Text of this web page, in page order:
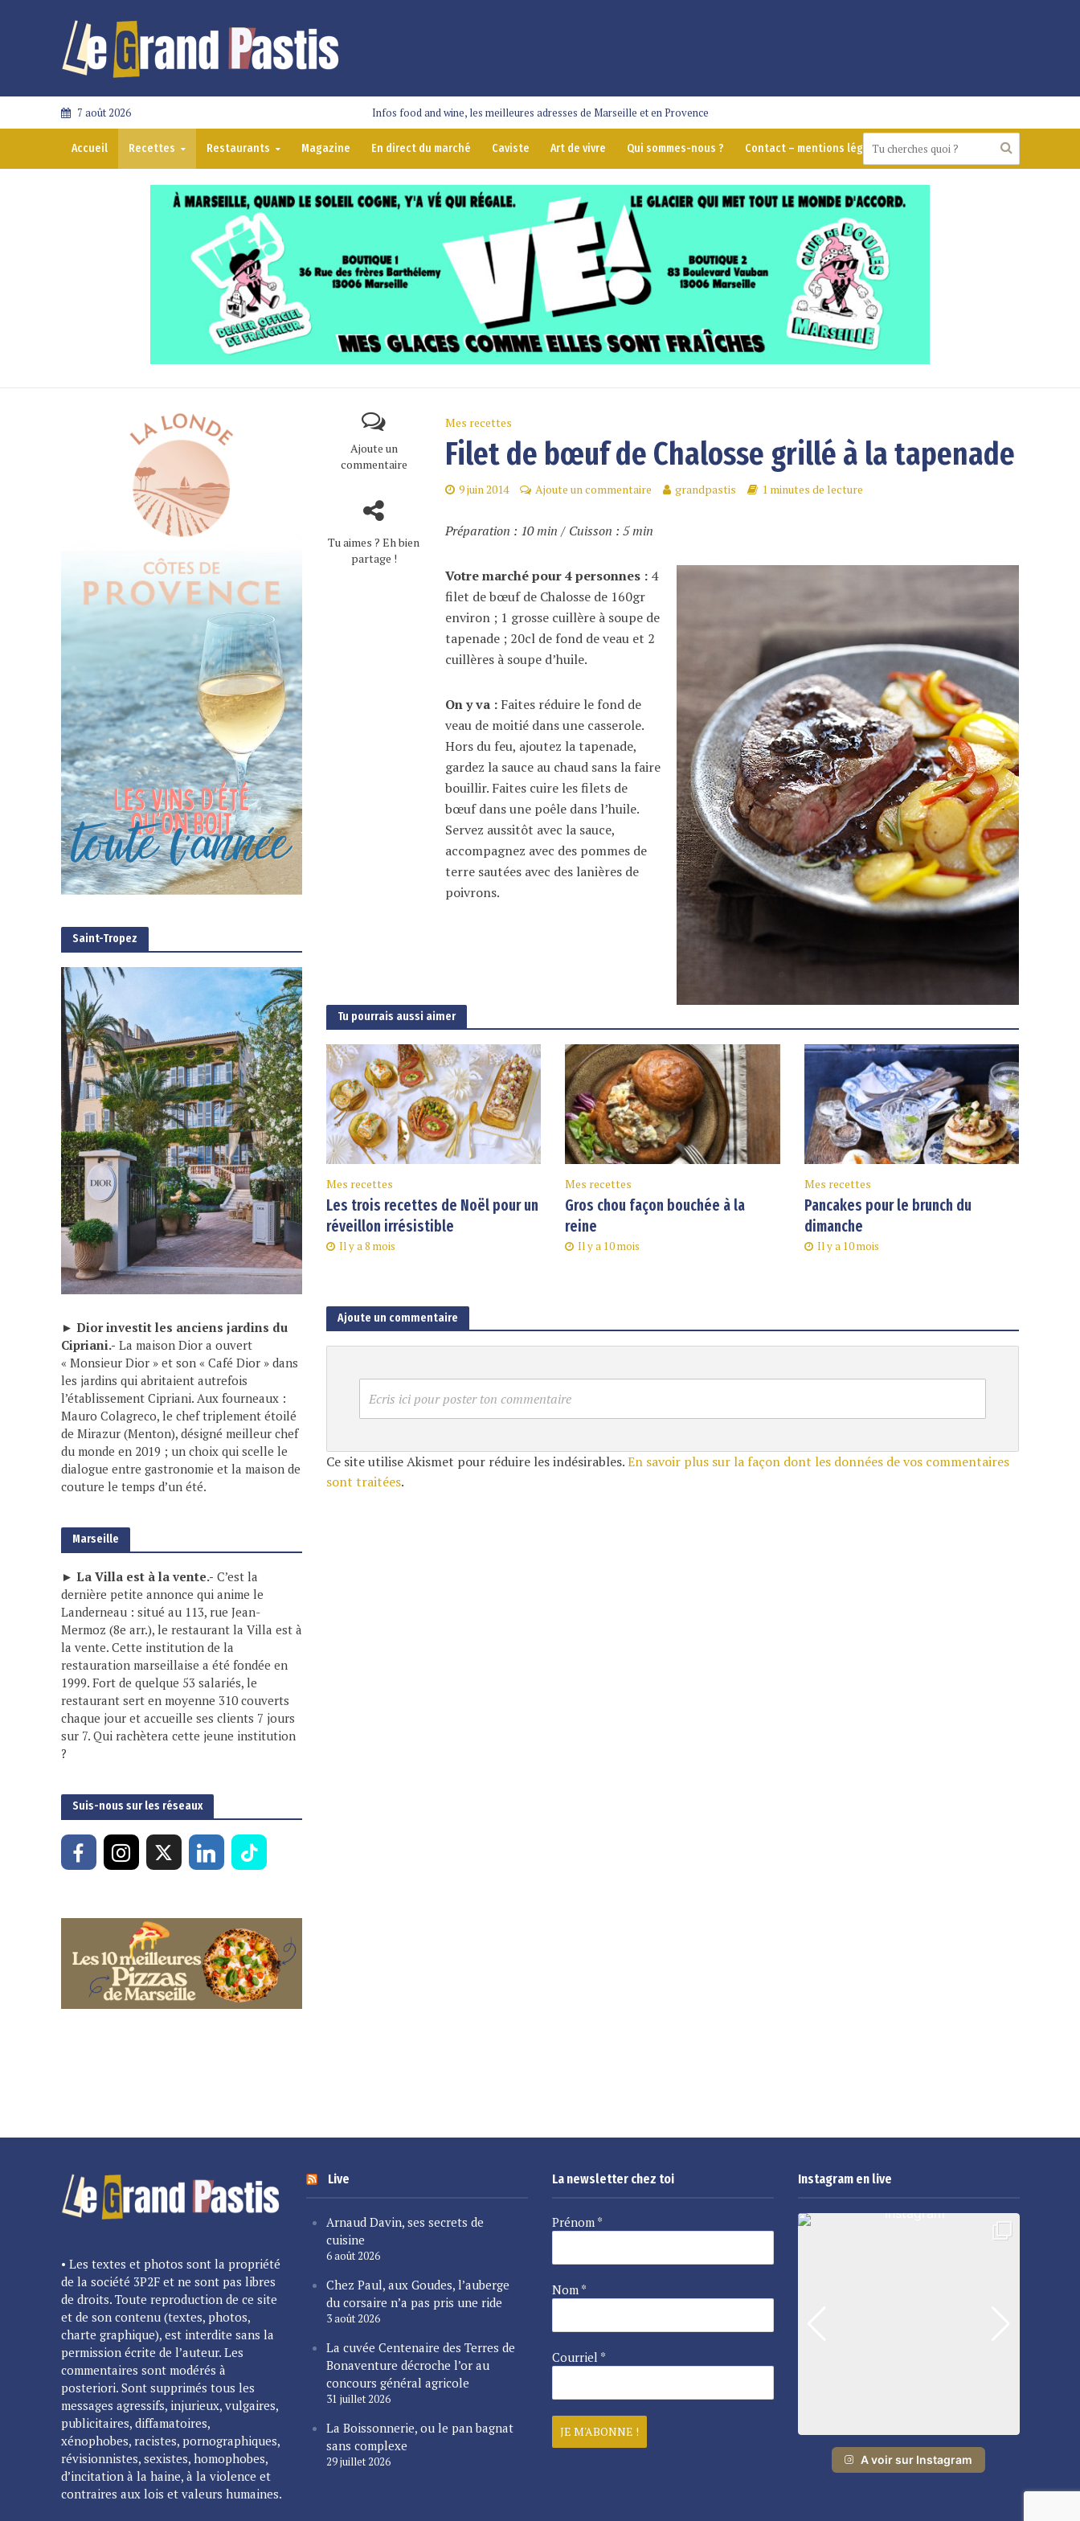
7 août 2026 Infos food and wine, les meilleures adresses de Marseille et en Provence
Accueil Recettes Restaurants Magazine En direct du marché Caviste Art de vivre Qui sommes-nous ? Contact – mentions légales
Saint-Tropez
► Dior investit les anciens jardins du
Cipriani.- La maison Dior a ouvert
« Monsieur Dior » et son « Café Dior » dans
les jardins qui abritaient autrefois
l’établissement Cipriani. Aux fourneaux :
Mauro Colagreco, le chef triplement étoilé
de Mirazur (Menton), désigné meilleur chef
du monde en 2019 ; un choix qui scelle le
dialogue entre gastronomie et la maison de
couture le temps d’un été.
Marseille
► La Villa est à la vente.- C’est la
dernière petite annonce qui anime le
Landerneau : situé au 113, rue Jean-
Mermoz (8e arr.), le restaurant la Villa est à
la vente. Cette institution de la
restauration marseillaise a été fondée en
1999. Fort de quelque 53 salariés, le
restaurant sert en moyenne 310 couverts
chaque jour et accueille ses clients 7 jours
sur 7. Qui rachètera cette jeune institution
?
Suis-nous sur les réseaux
Ajoute un
commentaire
Tu aimes ? Eh bien
partage !
Mes recettes
Filet de bœuf de Chalosse grillé à la tapenade
9 juin 2014 Ajoute un commentaire grandpastis 1 minutes de lecture
Préparation : 10 min / Cuisson : 5 min
Votre marché pour 4 personnes : 4
filet de bœuf de Chalosse de 160gr
environ ; 1 grosse cuillère à soupe de
tapenade ; 20cl de fond de veau et 2
cuillères à soupe d’huile.
On y va : Faites réduire le fond de
veau de moitié dans une casserole.
Hors du feu, ajoutez la tapenade,
gardez la sauce au chaud sans la faire
bouillir. Faites cuire les filets de
bœuf dans une poêle dans l’huile.
Servez aussitôt avec la sauce,
accompagnez avec des pommes de
terre sautées avec des lanières de
poivrons.
Tu pourrais aussi aimer
Mes recettes
Les trois recettes de Noël pour un
réveillon irrésistible
Il y a 8 mois
Mes recettes
Gros chou façon bouchée à la
reine
Il y a 10 mois
Mes recettes
Pancakes pour le brunch du
dimanche
Il y a 10 mois
Ajoute un commentaire
Ecris ici pour poster ton commentaire
Ce site utilise Akismet pour réduire les indésirables.En savoir plus sur la façon dont les données de vos commentaires
sont traitées.
• Les textes et photos sont la propriété
de la société 3P2F et ne sont pas libres
de droits. Toute reproduction de ce site
et de son contenu (textes, photos,
charte graphique), est interdite sans la
permission écrite de l’auteur. Les
commentaires sont modérés à
posteriori. Sont supprimés tous les
messages agressifs, injurieux, vulgaires,
publicitaires, diffamatoires,
xénophobes, racistes, pornographiques,
révisionnistes, sexistes, homophobes,
d’incitation à la haine, à la violence et
contraires aux lois et valeurs humaines.
Live
Arnaud Davin, ses secrets de
cuisine
6 août 2026
Chez Paul, aux Goudes, l’auberge
du corsaire n’a pas pris une ride
3 août 2026
La cuvée Centenaire des Terres de
Bonaventure décroche l’or au
concours général agricole
31 juillet 2026
La Boissonnerie, ou le pan bagnat
sans complexe
29 juillet 2026
La newsletter chez toi
Prénom *
Nom *
Courriel *
Instagram en live
A voir sur Instagram